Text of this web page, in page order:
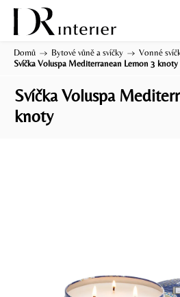
Domů / Bytové vůně a svíčky / Vonné
Svíčka Voluspa Mediterranean Lemon 3 knoty
Svíčka Voluspa
knoty